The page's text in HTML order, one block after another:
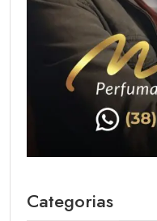
Categorias